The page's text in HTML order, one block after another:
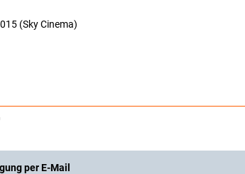
(Sky Cinema)
per E-Mail